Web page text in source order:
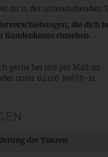
du in der untenstehenden
die dich
Kundenkonto einsehen.
gerne bei uns per Mail an
unter 04126 39676-11.
der Touren